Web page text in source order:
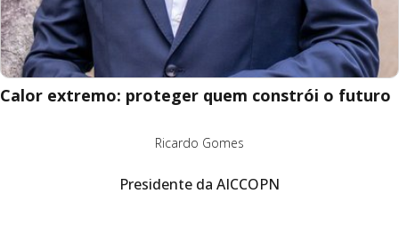
Calor extremo: proteger quem constrói o futuro
Ricardo Gomes
Presidente da AICCOPN